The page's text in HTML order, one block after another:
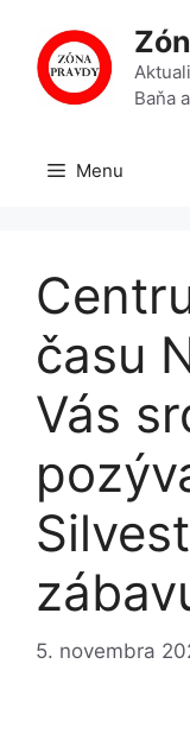
obsah
Baňa
Menu
času
Vás
5. novembra